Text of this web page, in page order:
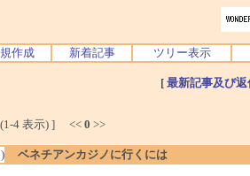
作成 新着記事 ツリー表示
[ 最新記事及び
(1-4 表示) ] << 0 >>
ベネチアンカジノに行くには